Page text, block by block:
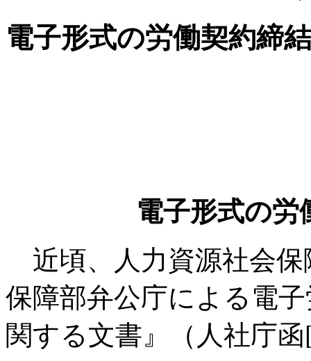
電子形式の労働契約締
電子形式の労
近頃、人力資源社会
保障部弁公庁による電
関する文書』（人社庁